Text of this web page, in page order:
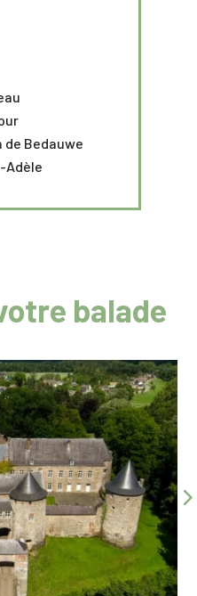
de Bedauwe
Adèle
balade